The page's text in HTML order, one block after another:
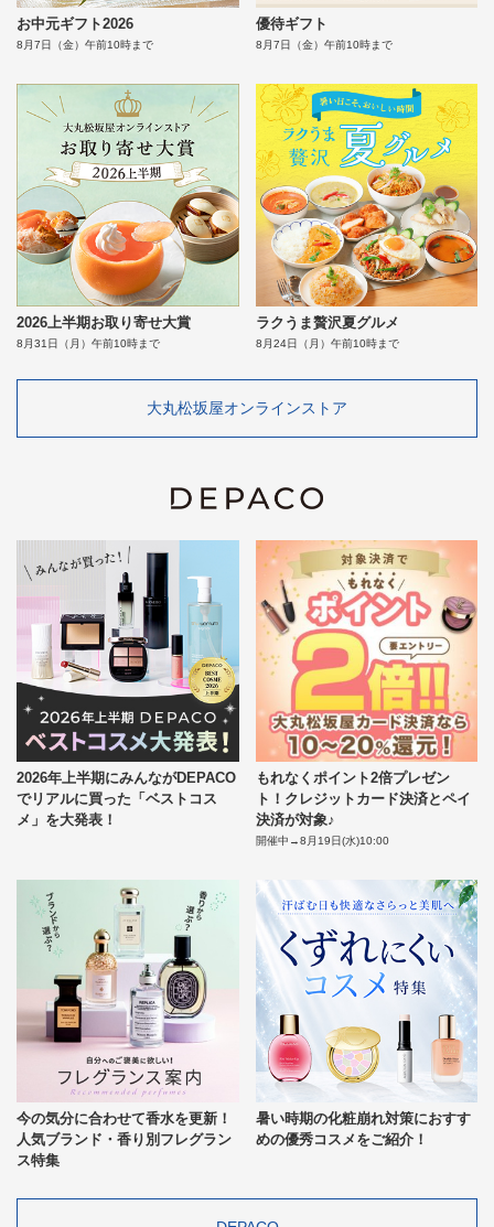
お中元ギフト2026
8月7日（金）午前10時まで
優待ギフト
8月7日（金）午前10時まで
2026上半期お取り寄せ大賞
8月31日（月）午前10時まで
ラクうま贅沢夏グルメ
8月24日（月）午前10時まで
大丸松坂屋オンラインストア
2026年上半期にみんながDEPACO
でリアルに買った「ベストコス
メ」を大発表！
もれなくポイント2倍プレゼン
ト！クレジットカード決済とペイ
決済が対象♪
開催中→8月19日(水)10:00
今の気分に合わせて香水を更新！
人気ブランド・香り別フレグラン
ス特集
暑い時期の化粧崩れ対策におすす
めの優秀コスメをご紹介！